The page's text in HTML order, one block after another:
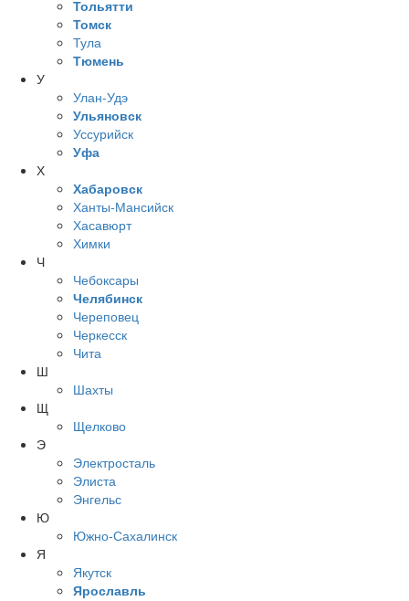
Тольятти
Томск
Тула
Тюмень
У
Улан-Удэ
Ульяновск
Уссурийск
Уфа
Х
Хабаровск
Ханты-Мансийск
Хасавюрт
Химки
Ч
Чебоксары
Челябинск
Череповец
Черкесск
Чита
Ш
Шахты
Щ
Щелково
Э
Электросталь
Элиста
Энгельс
Ю
Южно-Сахалинск
Я
Якутск
Ярославль